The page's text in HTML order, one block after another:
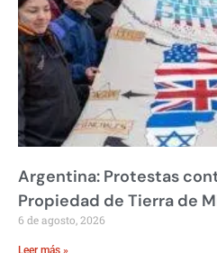
Argentina: Protestas
Propiedad de Tierra de
6 de agosto, 2026